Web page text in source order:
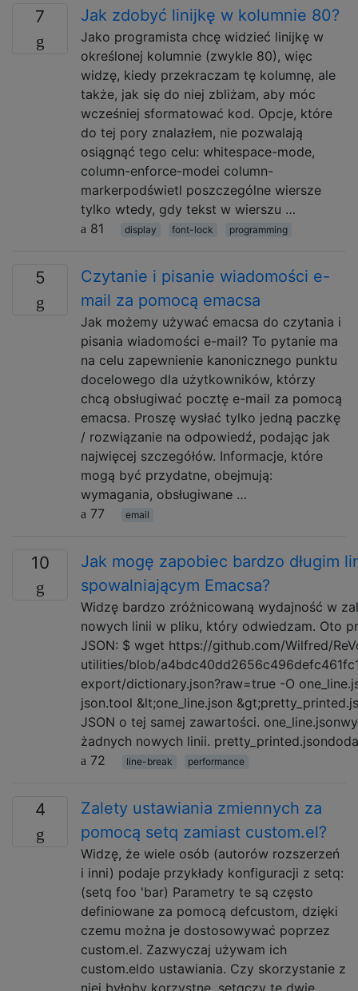
7 Jak zdobyć linijkę w kolumnie 80?
Jako programista chcę widzieć linijkę w
określonej kolumnie (zwykle 80), więc
widzę, kiedy przekraczam tę kolumnę, ale
także, jak się do niej zbliżam, aby móc
wcześniej sformatować kod. Opcje, które
do tej pory znalazłem, nie pozwalają
osiągnąć tego celu: whitespace-mode,
column-enforce-modei column-
markerpodświetl poszczególne wiersze
tylko wtedy, gdy tekst w wierszu …
81
display font-lock programming
5
Czytanie i pisanie wiadomości e-
mail za pomocą emacsa
Jak możemy używać emacsa do czytania i
pisania wiadomości e-mail? To pytanie ma
na celu zapewnienie kanonicznego punktu
docelowego dla użytkowników, którzy
chcą obsługiwać pocztę e-mail za pomocą
emacsa. Proszę wysłać tylko jedną paczkę
/ rozwiązanie na odpowiedź, podając jak
najwięcej szczegółów. Informacje, które
mogą być przydatne, obejmują:
wymagania, obsługiwane …
77
email
10
Jak mogę zapobiec bardzo długim
spowalniającym Emacsa?
Widzę bardzo zróżnicowaną wydajność w
nowych linii w pliku, który odwiedzam. Oto
JSON: $ wget https://github.com/Wilfred/
utilities/blob/
export/dictionary.json?raw=true -O
json.tool &lt;one_line.json
JSON o tej samej zawartości.
żadnych nowych linii.
72
line-break performance
4
Zalety ustawiania zmiennych za
pomocą setq zamiast custom.el?
Widzę, że wiele osób (autorów rozszerzeń
i inni) podaje przykłady konfiguracji z setq:
(setq foo 'bar) Parametry te są często
definiowane za pomocą defcustom, dzięki
czemu można je dostosowywać poprzez
custom.el. Zazwyczaj używam ich
custom.eldo ustawiania. Czy skorzystanie z
niej byłoby korzystne, setqczy te dwie